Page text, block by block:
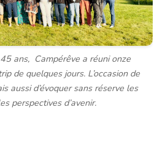
ans, Campérêve a réuni onze
de quelques jours. L’occasion de
aussi d’évoquer sans réserve les
perspectives d’avenir.